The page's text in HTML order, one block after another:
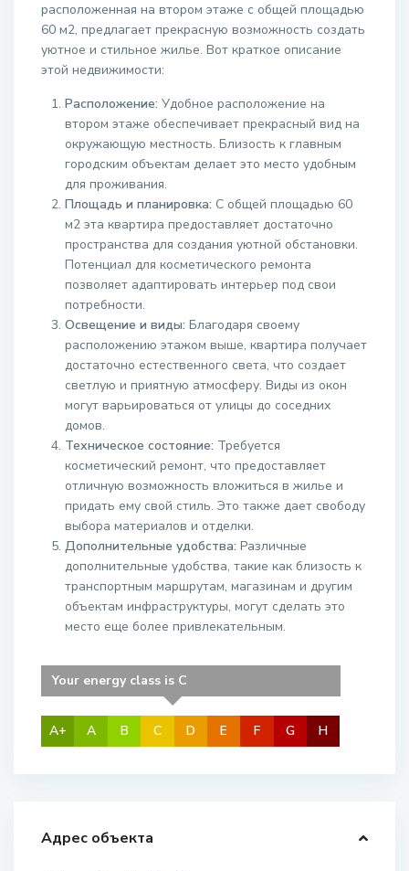
расположенная на втором этаже с общей площадью
60 м2, предлагает прекрасную возможность создать
уютное и стильное жилье. Вот краткое описание
этой недвижимости:
Расположение: Удобное расположение на
втором этаже обеспечивает прекрасный вид на
окружающую местность. Близость к главным
городским объектам делает это место удобным
для проживания.
Площадь и планировка: С общей площадью 60
м2 эта квартира предоставляет достаточно
пространства для создания уютной обстановки.
Потенциал для косметического ремонта
позволяет адаптировать интерьер под свои
потребности.
Освещение и виды: Благодаря своему
расположению этажом выше, квартира получает
достаточно естественного света, что создает
светлую и приятную атмосферу. Виды из окон
могут варьироваться от улицы до соседних
домов.
Техническое состояние: Требуется
косметический ремонт, что предоставляет
отличную возможность вложиться в жилье и
придать ему свой стиль. Это также дает свободу
выбора материалов и отделки.
Дополнительные удобства: Различные
дополнительные удобства, такие как близость к
транспортным маршрутам, магазинам и другим
объектам инфраструктуры, могут сделать это
место еще более привлекательным.
A+ A B
Your energy class is C
C D E F G H
Адрес объекта